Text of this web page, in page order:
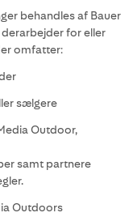
behandles af Bauer
for eller
omfatter:
sælgere
Outdoor,
samt partnere
Outdoors